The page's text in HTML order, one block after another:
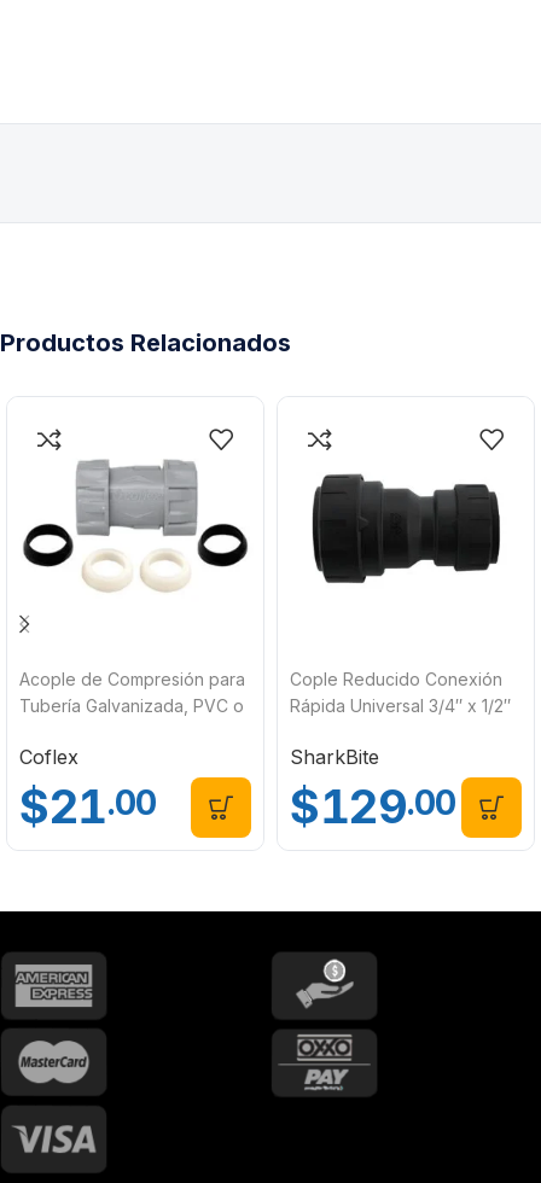
Productos Relacionados
Acople de Compresión para
Tubería Galvanizada, PVC o
Coflex
$21.00
Cople Reducido Conexión
Rápida Universal 3/4″ x 1/2″
SharkBite
$129.00